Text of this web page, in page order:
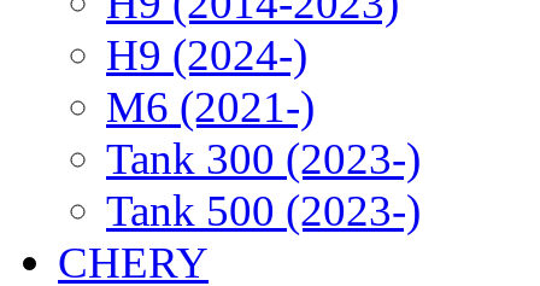
H9 (2024-)
M6 (2021-)
Tank 300 (2023-)
Tank 500 (2023-)
CHERY